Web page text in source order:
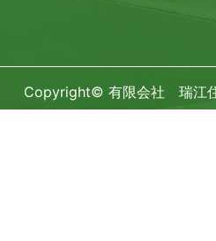
Copyright© 有限会社 瑞江